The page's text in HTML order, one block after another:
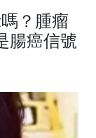
？腫瘤
腸癌信號